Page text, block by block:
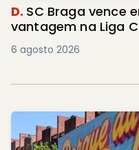
D. SC Braga vence
vantagem na Liga
6 agosto 2026